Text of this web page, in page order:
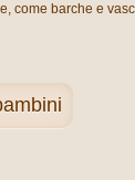
come barche e